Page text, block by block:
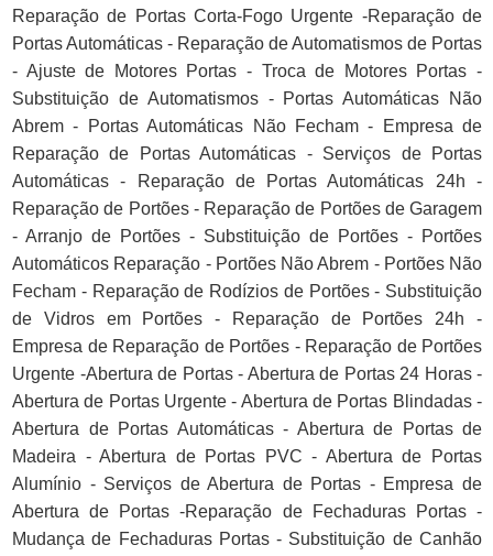
Reparação de Portas Corta-Fogo Urgente -Reparação de
Portas Automáticas - Reparação de Automatismos de Portas
- Ajuste de Motores Portas - Troca de Motores Portas -
Substituição de Automatismos - Portas Automáticas Não
Abrem - Portas Automáticas Não Fecham - Empresa de
Reparação de Portas Automáticas - Serviços de Portas
Automáticas - Reparação de Portas Automáticas 24h -
Reparação de Portões - Reparação de Portões de Garagem
- Arranjo de Portões - Substituição de Portões - Portões
Automáticos Reparação - Portões Não Abrem - Portões Não
Fecham - Reparação de Rodízios de Portões - Substituição
de Vidros em Portões - Reparação de Portões 24h -
Empresa de Reparação de Portões - Reparação de Portões
Urgente -Abertura de Portas - Abertura de Portas 24 Horas -
Abertura de Portas Urgente - Abertura de Portas Blindadas -
Abertura de Portas Automáticas - Abertura de Portas de
Madeira - Abertura de Portas PVC - Abertura de Portas
Alumínio - Serviços de Abertura de Portas - Empresa de
Abertura de Portas -Reparação de Fechaduras Portas -
Mudança de Fechaduras Portas - Substituição de Canhão